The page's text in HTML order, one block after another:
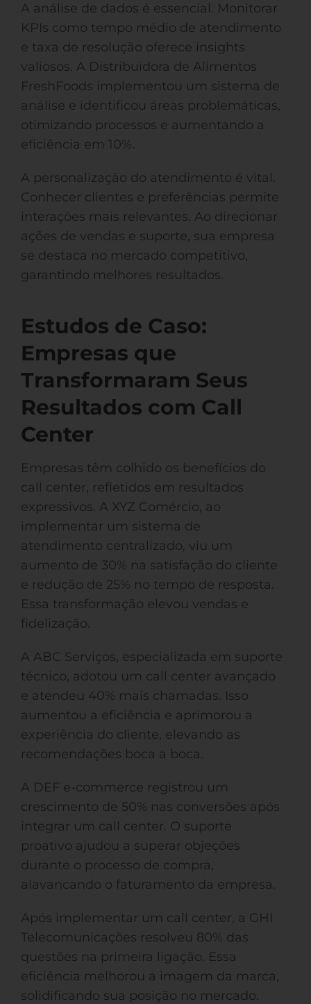
A análise de dados é essencial. Monitorar
KPIs como tempo médio de atendimento
e taxa de resolução oferece insights
valiosos. A Distribuidora de Alimentos
FreshFoods implementou um sistema de
análise e identificou áreas problemáticas,
otimizando processos e aumentando a
eficiência em 10%.
A personalização do atendimento é vital.
Conhecer clientes e preferências permite
interações mais relevantes. Ao direcionar
ações de vendas e suporte, sua empresa
se destaca no mercado competitivo,
garantindo melhores resultados.
Estudos de Caso:
Empresas que
Transformaram Seus
Resultados com Call
Center
Empresas têm colhido os benefícios do
call center, refletidos em resultados
expressivos. A XYZ Comércio, ao
implementar um sistema de
atendimento centralizado, viu um
aumento de 30% na satisfação do cliente
e redução de 25% no tempo de resposta.
Essa transformação elevou vendas e
fidelização.
A ABC Serviços, especializada em suporte
técnico, adotou um call center avançado
e atendeu 40% mais chamadas. Isso
aumentou a eficiência e aprimorou a
experiência do cliente, elevando as
recomendações boca a boca.
A DEF e-commerce registrou um
crescimento de 50% nas conversões após
integrar um call center. O suporte
proativo ajudou a superar objeções
durante o processo de compra,
alavancando o faturamento da empresa.
Após implementar um call center, a GHI
Telecomunicações resolveu 80% das
questões na primeira ligação. Essa
eficiência melhorou a imagem da marca,
solidificando sua posição no mercado.